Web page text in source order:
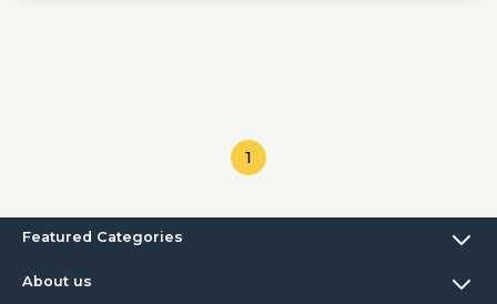
1
Featured Categories
About us